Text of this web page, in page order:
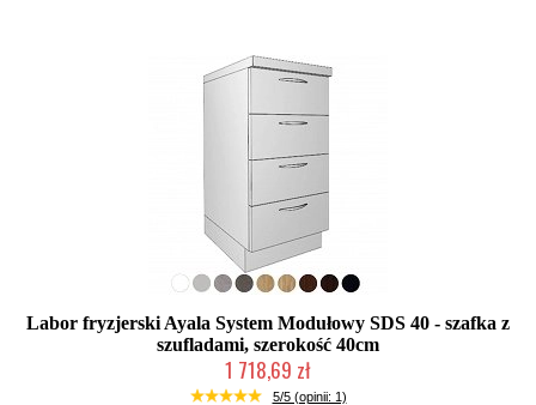
Labor fryzjerski Ayala System Modułowy SDS 40 - szafka z
szufladami, szerokość 40cm
1 718,69 zł
Produkcja na zamówienie Klienta
5/5 (opinii: 1)